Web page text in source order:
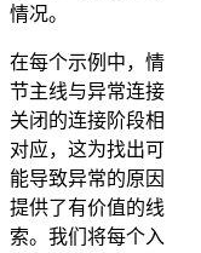
情况。
在每个示例中，情
节主线与异常连接
关闭的连接阶段相
对应，这为找出可
能导致异常的原因
提供了有价值的线
索。我们将每个入